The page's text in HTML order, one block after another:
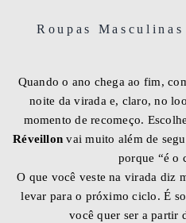
Roupas
Quando o ano chega ao fim,
noite da virada e, claro, no
momento de recomeço.
Réveillonvai muito além de
porque “é o
O que você veste na virada diz
levar para o próximo ciclo. É
você quer ser a partir